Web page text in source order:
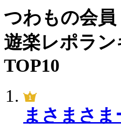
つわもの会員
遊楽レポラ
TOP10
まさまさま